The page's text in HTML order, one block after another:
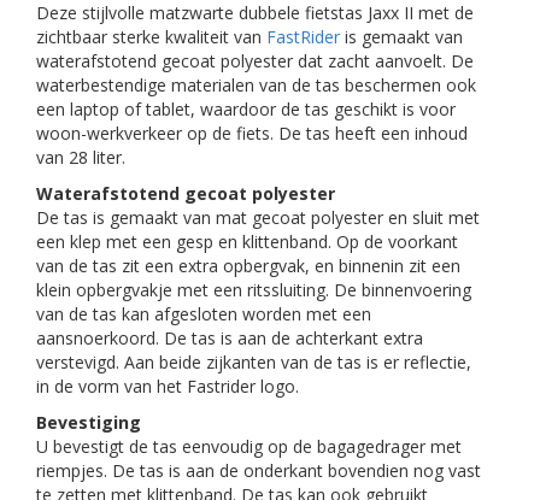
Deze stijlvolle matzwarte dubbele fietstas Jaxx II met de
zichtbaar sterke kwaliteit van FastRider is gemaakt van
waterafstotend gecoat polyester dat zacht aanvoelt. De
waterbestendige materialen van de tas beschermen ook
een laptop of tablet, waardoor de tas geschikt is voor
woon-werkverkeer op de fiets. De tas heeft een inhoud
van 28 liter.
Waterafstotend gecoat polyester
De tas is gemaakt van mat gecoat polyester en sluit met
een klep met een gesp en klittenband. Op de voorkant
van de tas zit een extra opbergvak, en binnenin zit een
klein opbergvakje met een ritssluiting. De binnenvoering
van de tas kan afgesloten worden met een
aansnoerkoord. De tas is aan de achterkant extra
verstevigd. Aan beide zijkanten van de tas is er reflectie,
in de vorm van het Fastrider logo.
Bevestiging
U bevestigt de tas eenvoudig op de bagagedrager met
riempjes. De tas is aan de onderkant bovendien nog vast
te zetten met klittenband. De tas kan ook gebruikt